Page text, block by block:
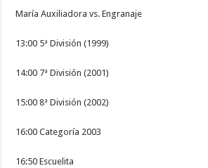
María Auxiliadora vs. Engranaje
13:00 5ª División (1999)
14:00 7ª División (2001)
15:00 8ª División (2002)
16:00 Categoría 2003
16:50 Escuelita